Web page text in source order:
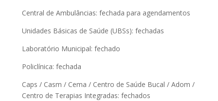
Central de Ambulâncias: fechada para agendamentos
Unidades Básicas de Saúde (UBSs): fechadas
Laboratório Municipal: fechado
Policlínica: fechada
Caps / Casm / Cema / Centro de Saúde Bucal / Adom /
Centro de Terapias Integradas: fechados